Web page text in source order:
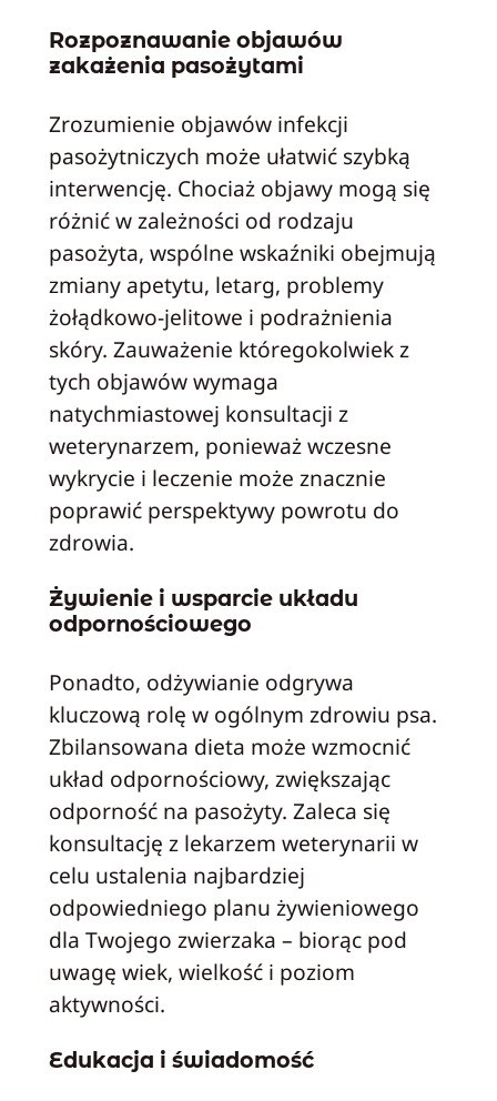
Rozpoznawanie objawów
zakażenia pasożytami
Zrozumienie objawów infekcji
pasożytniczych może ułatwić szybką
interwencję. Chociaż objawy mogą się
różnić w zależności od rodzaju
pasożyta, wspólne wskaźniki obejmują
zmiany apetytu, letarg, problemy
żołądkowo-jelitowe i podrażnienia
skóry. Zauważenie któregokolwiek z
tych objawów wymaga
natychmiastowej konsultacji z
weterynarzem, ponieważ wczesne
wykrycie i leczenie może znacznie
poprawić perspektywy powrotu do
zdrowia.
Żywienie i wsparcie układu
odpornościowego
Ponadto, odżywianie odgrywa
kluczową rolę w ogólnym zdrowiu psa.
Zbilansowana dieta może wzmocnić
układ odpornościowy, zwiększając
odporność na pasożyty. Zaleca się
konsultację z lekarzem weterynarii w
celu ustalenia najbardziej
odpowiedniego planu żywieniowego
dla Twojego zwierzaka – biorąc pod
uwagę wiek, wielkość i poziom
aktywności.
Edukacja i świadomość